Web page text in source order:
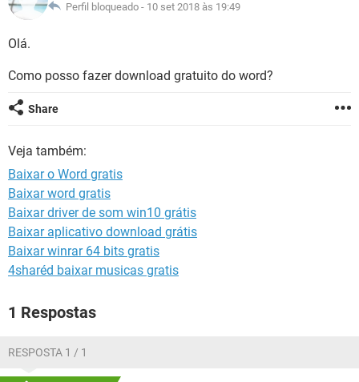
GUIA DE COMPRAS
OUTLOOK EXCEL
INSTAGRAM
CELULAR
OUTLOOK
INSTAGRAM GMAIL
GUIA DE COMPRAS
GLOSSÁRIO
JOGOS
INSTAGRAM
GUIA DE COMPRAS
Perfil bloqueado - 10 set 2018 às 19:49
Olá.
Como posso fazer download gratuito do word?
Share
Veja também:
Baixar o Word gratis
Baixar word gratis
Baixar driver de som win10 grátis
Baixar aplicativo download grátis
Baixar winrar 64 bits gratis
4sharéd baixar musicas gratis
1 Respostas
RESPOSTA 1 / 1